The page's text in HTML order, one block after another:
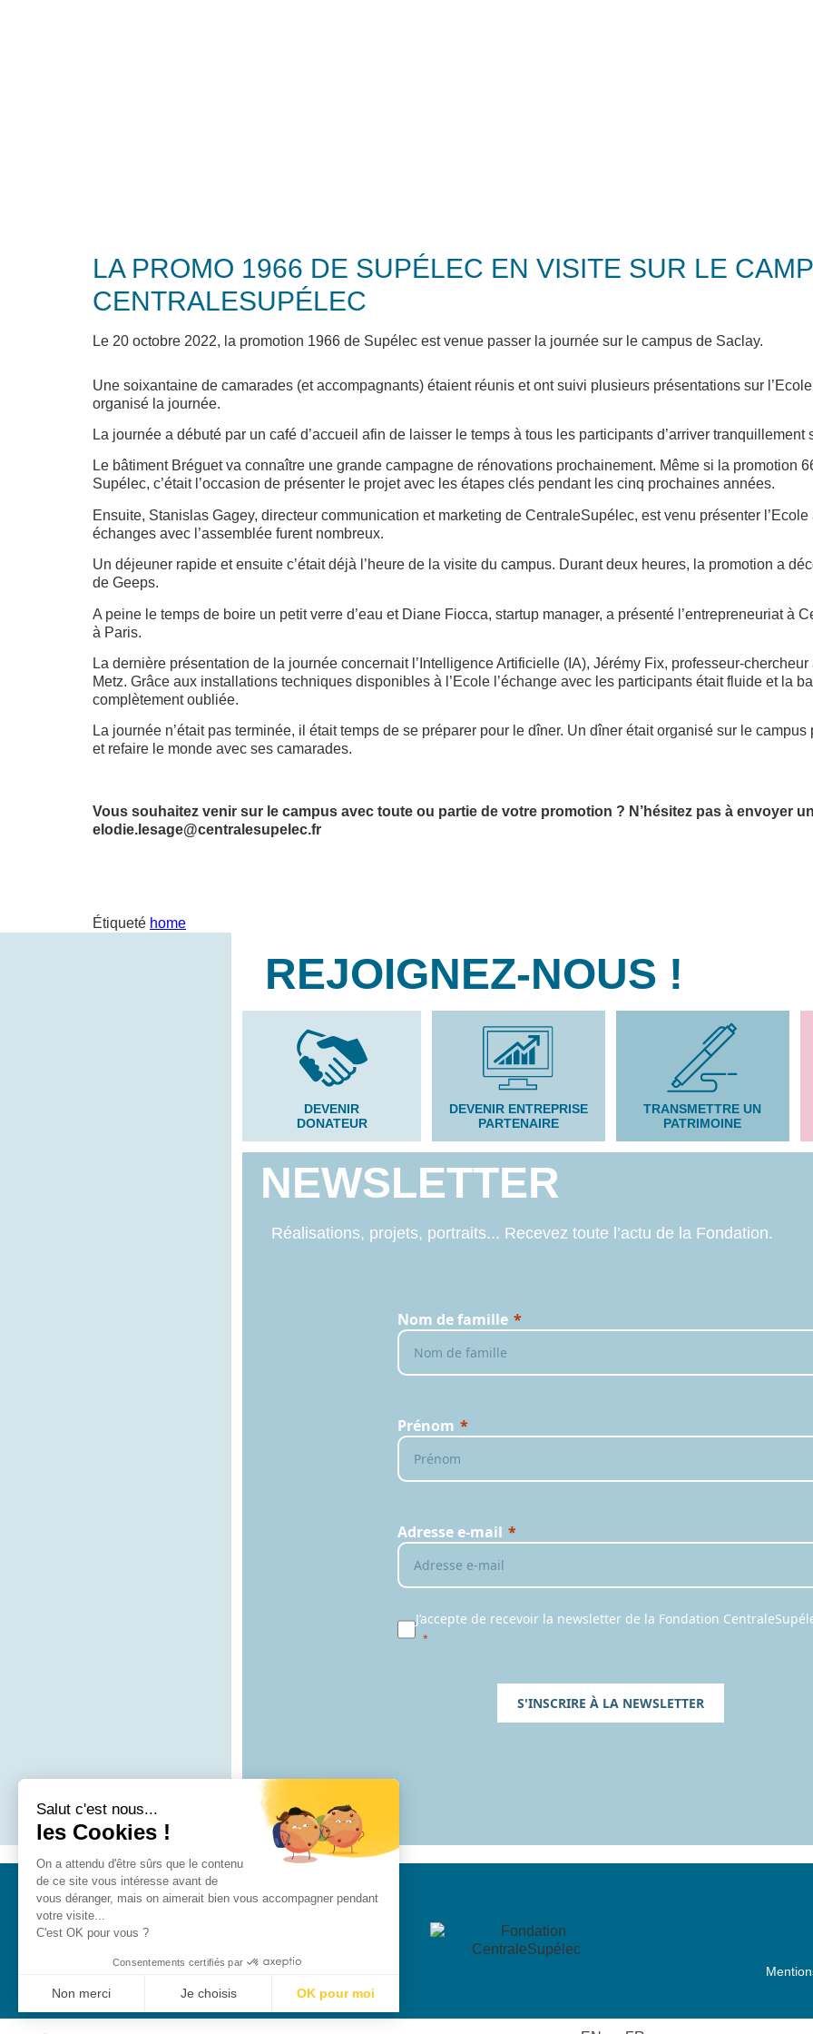
LA PROMO 1966 DE SUPÉLEC EN VISITE SUR LE
CENTRALESUPÉLEC
Le 20 octobre 2022, la promotion 1966 de Supélec est venue passer la journée sur le campus de Saclay.
Une soixantaine de camarades (et accompagnants) étaient réunis et ont suivi plusieurs présentations sur
organisé la journée.
La journée a débuté par un café d’accueil afin de laisser le temps à tous les participants d’arriver tranquillement
Le bâtiment Bréguet va connaître une grande campagne de rénovations prochainement. Même si la promotion
Supélec, c’était l’occasion de présenter le projet avec les étapes clés pendant les cinq prochaines années.
Ensuite, Stanislas Gagey, directeur communication et marketing de CentraleSupélec, est venu présenter
échanges avec l’assemblée furent nombreux.
Un déjeuner rapide et ensuite c’était déjà l’heure de la visite du campus. Durant deux heures, la promotion a
de Geeps.
A peine le temps de boire un petit verre d’eau et Diane Fiocca, startup manager, a présenté l’entrepreneuriat à
à Paris.
La dernière présentation de la journée concernait l’Intelligence Artificielle (IA), Jérémy Fix, professeur-
Metz. Grâce aux installations techniques disponibles à l’Ecole l’échange avec les participants était fluide et la
complètement oubliée.
La journée n’était pas terminée, il était temps de se préparer pour le dîner. Un dîner était organisé sur le
et refaire le monde avec ses camarades.
Vous souhaitez venir sur le campus avec toute ou partie de votre promotion ? N’hésitez pas à envoyer
elodie.lesage@centralesupelec.fr
Étiqueté home
REJOIGNEZ-NOUS !
DEVENIR
DONATEUR
DEVENIR ENTREPRISE
PARTENAIRE
TRANSMETTRE UN
PATRIMOINE
NEWSLETTER
Réalisations, projets, portraits... Recevez toute l’actu de la Fondation.
Nom de famille
Prénom
Adresse e-mail
J’accepte de recevoir la newsletter de la Fondation
S'INSCRIRE À LA NEWSLETTER
3 rue Joliot-Curie
91190 Gif-sur-Yvette
Contact / Accès
CentraleSupélec
Salut c'est nous...
les Cookies !
On a attendu d'être sûrs que le contenu
de ce site vous intéresse avant de
vous déranger, mais on aimerait bien vous accompagner pendant
votre visite...
C'est OK pour vous ?
Consentements certifiés par
Non merci Je choisis OK pour moi
Axeptio consent
Plateforme de Gestion du Consentement : Personnalisez vos Options